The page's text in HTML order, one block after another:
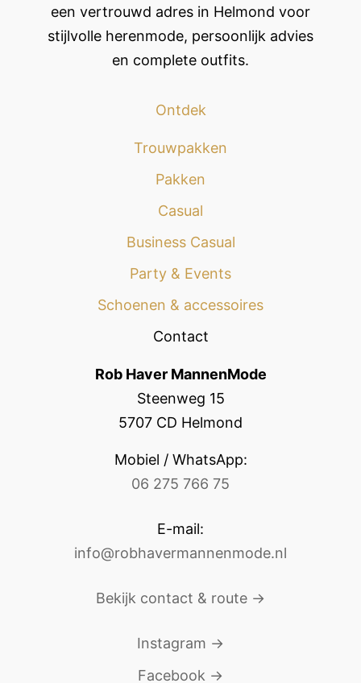
een vertrouwd adres in Helmond voor
stijlvolle herenmode, persoonlijk advies
en complete outfits.
Ontdek
Trouwpakken
Pakken
Casual
Business Casual
Party & Events
Schoenen & accessoires
Contact
Rob Haver MannenMode
Steenweg 15
5707 CD Helmond
Mobiel / WhatsApp:
06 275 766 75
E-mail:
info@robhavermannenmode.nl
Bekijk contact & route →
Instagram →
Facebook →